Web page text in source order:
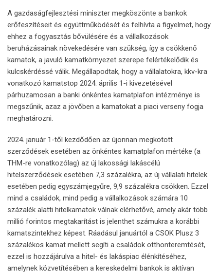
A gazdaságfejlesztési miniszter megköszönte a bankok
erőfeszítéseit és együttműködését és felhívta a figyelmet, hogy
ehhez a fogyasztás bővülésére és a vállalkozások
beruházásainak növekedésére van szükség, így a csökkenő
kamatok, a javuló kamatkörnyezet szerepe felértékelődik és
kulcskérdéssé válik. Megállapodtak, hogy a vállalatokra, kkv-kra
vonatkozó kamatstop 2024. április 1-i kivezetésével
párhuzamosan a banki önkéntes kamatplafon intézménye is
megszűnik, azaz a jövőben a kamatokat a piaci verseny fogja
meghatározni.
2024. január 1-től kezdődően az újonnan megkötött
szerződések esetében az önkéntes kamatplafon mértéke (a
THM-re vonatkozólag) az új lakossági lakáscélú
hitelszerződések esetében 7,3 százalékra, az új vállalati hitelek
esetében pedig egyszámjegyűre, 9,9 százalékra csökken. Ezzel
mind a családok, mind pedig a vállalkozások számára 10
százalék alatti hitelkamatok válnak elérhetővé, amely akár több
millió forintos megtakarítást is jelenthet számukra a korábbi
kamatszintekhez képest. Ráadásul januártól a CSOK Plusz 3
százalékos kamat mellett segíti a családok otthonteremtését,
ezzel is hozzájárulva a hitel- és lakáspiac élénkítéséhez,
amelynek közvetítésében a kereskedelmi bankok is aktívan